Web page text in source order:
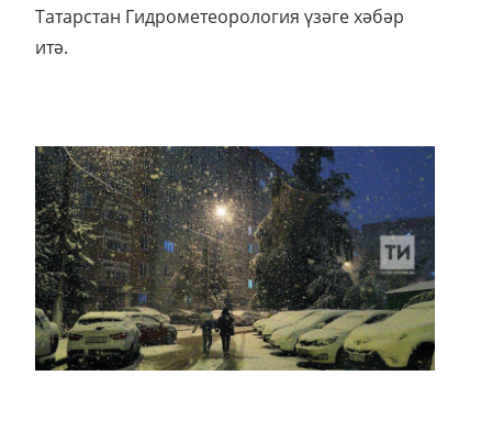
Татарстан Гидрометеорология үзәге хәбәр
итә.